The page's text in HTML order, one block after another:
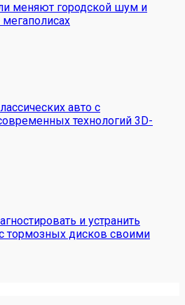
меняют городской шум и
авто с
технологий 3D-
и устранить
тормозных дисков своими